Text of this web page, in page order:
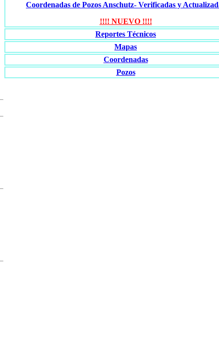
Coordenadas de Pozos Anschutz- Verificadas y
!!!! NUEVO !!!!
Reportes Técnicos
Mapas
Coordenadas
Pozos